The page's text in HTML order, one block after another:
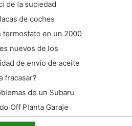
de la suciedad
de coches
termostato en un 2000
nuevos de los
de envío de aceite
fracasar?
de un Subaru
Off Planta Garaje